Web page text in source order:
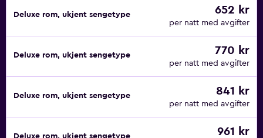
Deluxe rom, ukjent sengetype 652 kr
per natt med avgifter
Deluxe rom, ukjent sengetype 770 kr
per natt med avgifter
Deluxe rom, ukjent sengetype 841 kr
per natt med avgifter
Deluxe rom, ukjent sengetype 961 kr